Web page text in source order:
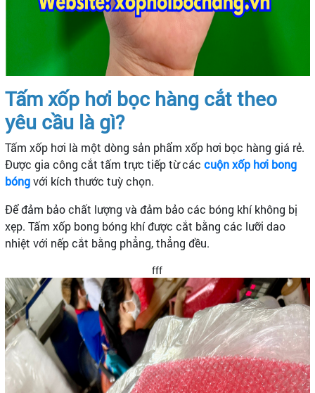
Tấm xốp hơi bọc hàng cắt theo
yêu cầu là gì?
Tấm xốp hơi là một dòng sản phẩm xốp hơi bọc hàng giá rẻ.
Được gia công cắt tấm trực tiếp từ các cuộn xốp hơi bong
bóngvới kích thước tuỳ chọn.
Để đảm bảo chất lượng và đảm bảo các bóng khí không bị
xẹp. Tấm xốp bong bóng khí được cắt bằng các lưỡi dao
nhiệt với nếp cắt bằng phẳng, thẳng đều.
fff